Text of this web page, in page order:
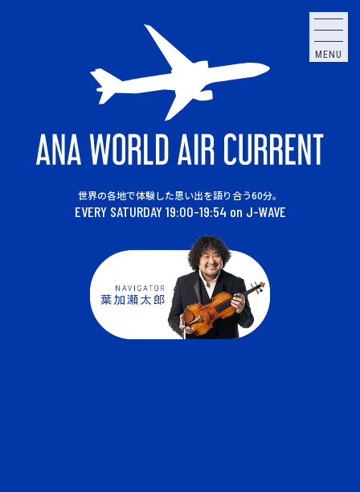
MENU
世界の各地で体験した思い出を語り合う60分。
EVERY SATURDAY 19:00-19:54 on J-WAVE